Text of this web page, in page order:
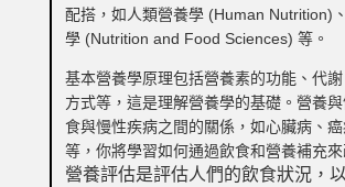
配搭，如人類營養學 (Human Nutrition)
學 (Nutrition and Food Sciences) 等。
基本營養學原理包括營養素的功能、代
方式等，這是理解營養學的基礎。營養
食與慢性疾病之間的關係，如心臟病、
等，你將學習如何通過飲食和營養補充來
營養評估是評估人們的飲食狀況，